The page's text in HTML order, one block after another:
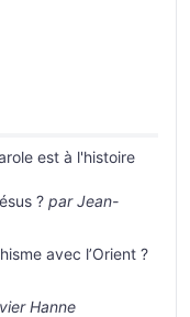
est à l'histoire
? par Jean-
avec l’Orient ?
Hanne